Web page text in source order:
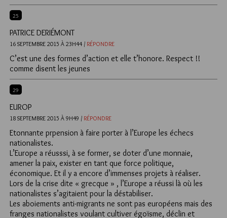
25
PATRICE DERIÉMONT
16 SEPTEMBRE 2015 À 23H44 / RÉPONDRE
C’est une des formes d’action et elle t’honore. Respect !!
comme disent les jeunes
29
EUROP
18 SEPTEMBRE 2015 À 9H49 / RÉPONDRE
Etonnante prpension à faire porter à l’Europe les échecs
nationalistes.
L’Europe a réusssi, à se former, se doter d’une monnaie,
amener la paix, exister en tant que force politique,
économique. Et il y a encore d’immenses projets à réaliser.
Lors de la crise dite « grecque » , l’Europe a réussi là où les
nationalistes s’agitaient pour la déstabiliser.
Les aboiements anti-migrants ne sont pas européens mais des
franges nationalistes voulant cultiver égoïsme, déclin et